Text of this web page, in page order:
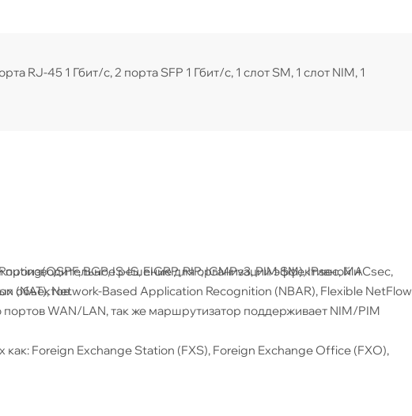
RJ-45 1 Гбит/с, 2 порта SFP 1 Гбит/с, 1 слот SM, 1 слот NIM, 1
решение для организации эффективной и
объектов.
WAN/LAN, так же маршрутизатор поддерживает NIM/PIM
Foreign Exchange Station (FXS), Foreign Exchange Office (FXO),
BGP, IS-IS, EIGRP, RIP, IGMPv3, PIM SM), IPsec, MACsec,
(NAT), Network-Based Application Recognition (NBAR), Flexible NetFlow